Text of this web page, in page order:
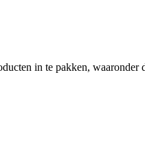
in te pakken, waaronder